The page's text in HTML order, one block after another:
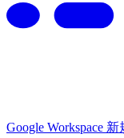
Google Workspace